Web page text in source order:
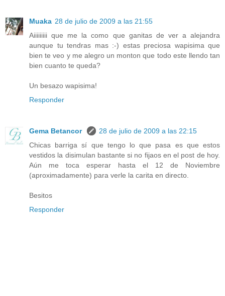
Muaka 28 de julio de 2009 a las 21:55
Aiiiiiiiii que me la como que ganitas de ver a alejandra
aunque tu tendras mas :-) estas preciosa wapisima que
bien te veo y me alegro un monton que todo este llendo tan
bien cuanto te queda?
Un besazo wapisima!
Responder
Gema Betancor
28 de julio de 2009 a las 22:15
Chicas barriga sí que tengo lo que pasa es que estos
vestidos la disimulan bastante si no fijaos en el post de hoy.
Aún me toca esperar hasta el 12 de Noviembre
(aproximadamente) para verle la carita en directo.
Besitos
Responder